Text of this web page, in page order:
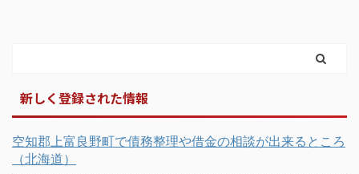
新しく登録された情報
空知郡上富良野町で債務整理や借金の相談が出来るところ
（北海道）